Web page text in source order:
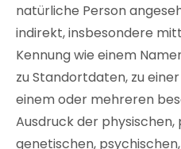
natürliche Person
indirekt, insbesondere
Kennung wie einem
zu Standortdaten, zu
einem oder mehreren
Ausdruck der physischen,
genetischen,